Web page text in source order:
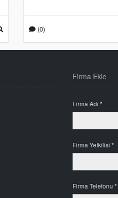
(0)
Firma Ekle
Firma Adı *
Firma Yetkilisi *
Firma Telefonu *